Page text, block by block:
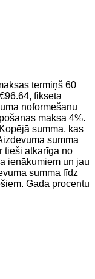
termiņš 60
fiksētā
noformēšanu
maksa 4%.
summa, kas
summa
tieši atkarīga no
ienākumiem un jau
summa līdz
Gada procentu